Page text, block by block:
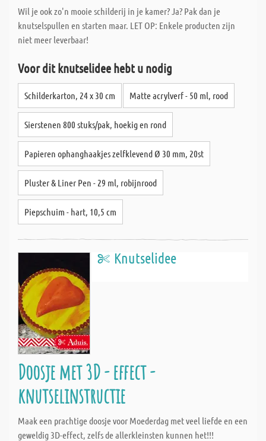
Wil je ook zo'n mooie schilderij in je kamer? Ja? Pak dan je
knutselspullen en starten maar. LET OP: Enkele producten zijn
niet meer leverbaar!
Voor dit knutselidee hebt u nodig
Schilderkarton, 24 x 30 cm Matte acrylverf - 50 ml, rood
Sierstenen 800 stuks/pak, hoekig en rond
Papieren ophanghaakjes zelfklevend Ø 30 mm, 20st
Pluster & Liner Pen - 29 ml, robijnrood
Piepschuim - hart, 10,5 cm
Knutselidee
Doosje met 3D - effect -
knutselinstructie
Maak een prachtige doosje voor Moederdag met veel liefde en een
geweldig 3D-effect, zelfs de allerkleinsten kunnen het!!!